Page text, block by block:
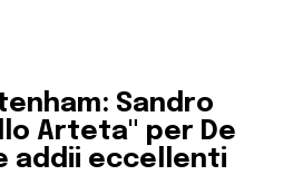
Sandro
Arteta" per De
addii eccellenti